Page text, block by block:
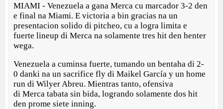
MIAMI - Venezuela a gana Merca cu marcador 3-2 den
e final na Miami. E victoria a bin gracias na un
presentacion solido di pitcheo, cu a logra limita e
fuerte lineup di Merca na solamente tres hit den henter
wega.
Venezuela a cuminsa fuerte, tumando un bentaha di 2-
0 danki na un sacrifice fly di Maikel García y un home
run di Wilyer Abreu. Mientras tanto, ofensiva
di Merca tabata sin bida, logrando solamente dos hit
den prome siete inning.